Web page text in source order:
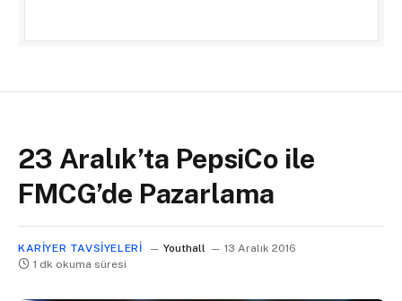
23 Aralık’ta PepsiCo ile
FMCG’de Pazarlama
KARIYER TAVSIYELERI Youthall
13 Aralık 2016
1 dk okuma süresi